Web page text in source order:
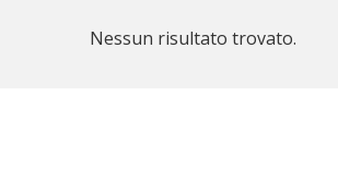
Nessun risultato trovato.